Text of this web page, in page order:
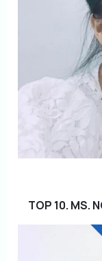
TOP 10. MS.